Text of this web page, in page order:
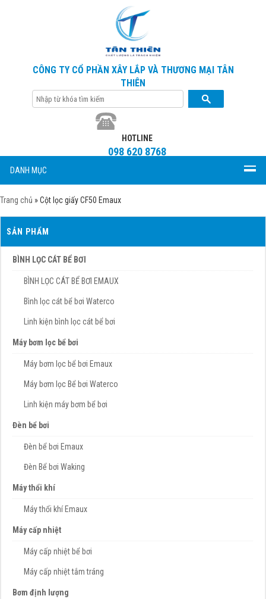
CÔNG TY CỔ PHẦN XÂY LẮP VÀ THƯƠNG MẠI TÂN
THIÊN
HOTLINE
098 620 8768
DANH MỤC
Trang chủ »Cột lọc giấy CF50 Emaux
SẢN PHẨM
BÌNH LỌC CÁT BỂ BƠI
BÌNH LỌC CÁT BỂ BƠI EMAUX
Bình lọc cát bể bơi Waterco
Linh kiện bình lọc cát bể bơi
Máy bơm lọc bể bơi
Máy bơm lọc bể bơi Emaux
Máy bơm lọc Bể bơi Waterco
Linh kiện máy bơm bể bơi
Đèn bể bơi
Đèn bể bơi Emaux
Đèn Bể bơi Waking
Máy thổi khí
Máy thổi khí Emaux
Máy cấp nhiệt
Máy cấp nhiệt bể bơi
Máy cấp nhiệt tắm tráng
Bơm định lượng